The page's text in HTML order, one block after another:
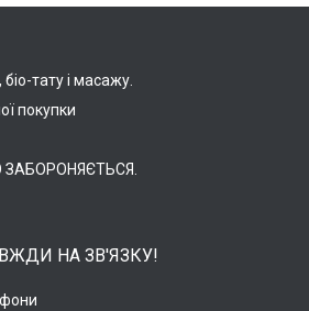
тату і масажу.
покупки
ЗАБОРОНЯЄТЬСЯ.
НА ЗВ'ЯЗКУ!